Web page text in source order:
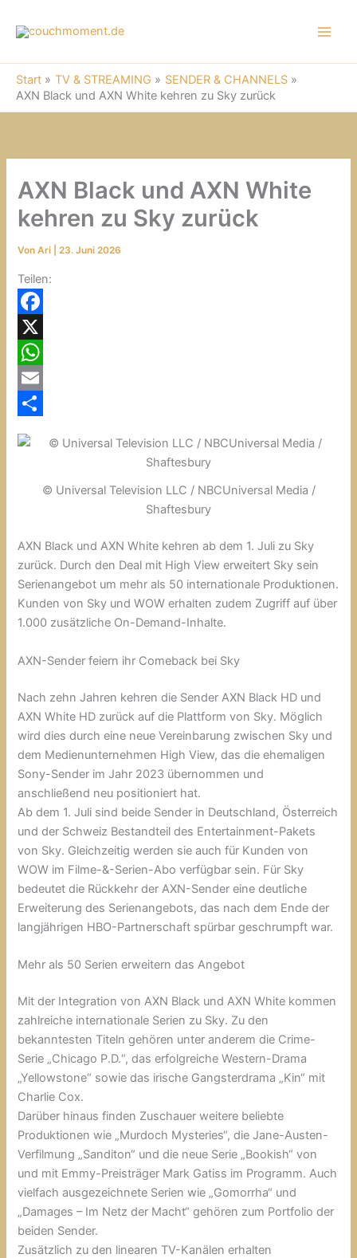
Inhalt
Start TV & STREAMING
SENDER & CHANNELS
AXN Black und AXN White kehren zu Sky zurück
AXN Black und AXN White
kehren zu Sky zurück
VonAri |23. Juni 2026
Teilen:
F
a
c
e
X
W
hE
© Universal Television LLC / NBCUniversal Media /
Shaftesbury
AXN Black und AXN White kehren ab dem 1. Juli zu Sky
zurück. Durch den Deal mit High View erweitert Sky sein
Serienangebot um mehr als 50 internationale Produktionen.
Kunden von Sky und WOW erhalten zudem Zugriff auf über
1.000 zusätzliche On-Demand-Inhalte.
AXN-Sender feiern ihr Comeback bei Sky
Nach zehn Jahren kehren die Sender AXN Black HD und
AXN White HD zurück auf die Plattform von Sky. Möglich
wird dies durch eine neue Vereinbarung zwischen Sky und
dem Medienunternehmen High View, das die ehemaligen
Sony-Sender im Jahr 2023 übernommen und
anschließend neu positioniert hat.
Ab dem 1. Juli sind beide Sender in Deutschland, Österreich
und der Schweiz Bestandteil des Entertainment-Pakets
von Sky. Gleichzeitig werden sie auch für Kunden von
WOW im Filme-&-Serien-Abo verfügbar sein. Für Sky
bedeutet die Rückkehr der AXN-Sender eine deutliche
Erweiterung des Serienangebots, das nach dem Ende der
langjährigen HBO-Partnerschaft spürbar geschrumpft war.
Mehr als 50 Serien erweitern das Angebot
Mit der Integration von AXN Black und AXN White kommen
zahlreiche internationale Serien zu Sky. Zu den
bekanntesten Titeln gehören unter anderem die Crime-
Serie „Chicago P.D.“, das erfolgreiche Western-Drama
„Yellowstone“ sowie das irische Gangsterdrama „Kin“ mit
Charlie Cox.
Darüber hinaus finden Zuschauer weitere beliebte
Produktionen wie „Murdoch Mysteries“, die Jane-Austen-
Verfilmung „Sanditon“ und die neue Serie „Bookish“ von
und mit Emmy-Preisträger Mark Gatiss im Programm. Auch
vielfach ausgezeichnete Serien wie „Gomorrha“ und
„Damages – Im Netz der Macht“ gehören zum Portfolio der
beiden Sender.
Zusätzlich zu den linearen TV-Kanälen erhalten
R
C
V